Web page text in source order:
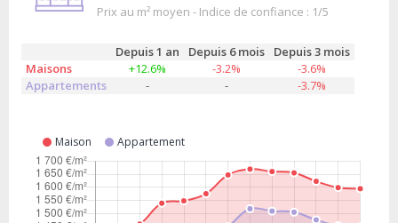
Prix au m² moyen - Indice de confiance : 1/5
Depuis 1 an Depuis 6 mois
Depuis 3 mois
Maisons
+12.6% -3.2%
-3.6%
Appartements
- - -3.7%
Maison Appartement